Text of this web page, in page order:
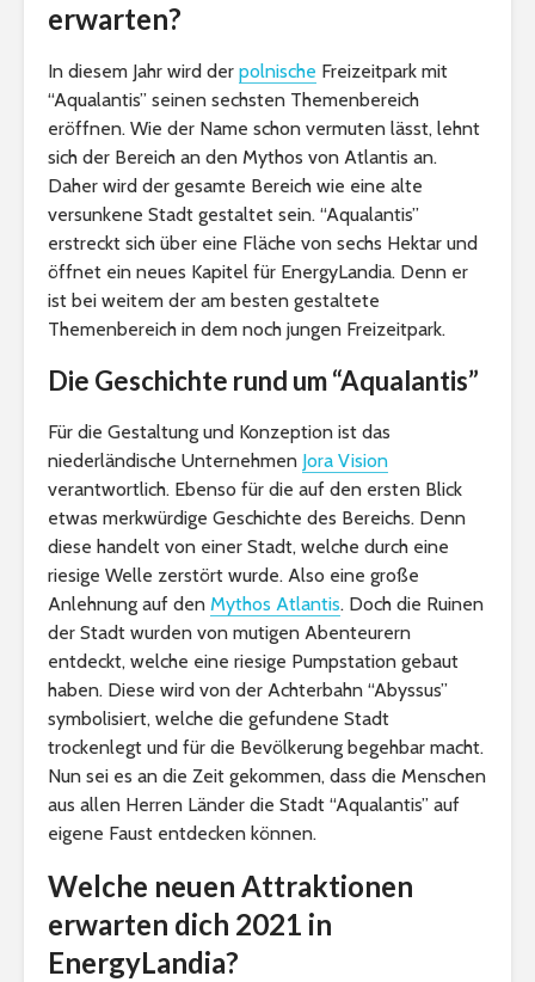
erwarten?
In diesem Jahr wird der polnische Freizeitpark mit
“Aqualantis” seinen sechsten Themenbereich
eröffnen. Wie der Name schon vermuten lässt, lehnt
sich der Bereich an den Mythos von Atlantis an.
Daher wird der gesamte Bereich wie eine alte
versunkene Stadt gestaltet sein. “Aqualantis”
erstreckt sich über eine Fläche von sechs Hektar und
öffnet ein neues Kapitel für EnergyLandia. Denn er
ist bei weitem der am besten gestaltete
Themenbereich in dem noch jungen Freizeitpark.
Die Geschichte rund um “Aqualantis”
Für die Gestaltung und Konzeption ist das
niederländische Unternehmen Jora Vision
verantwortlich. Ebenso für die auf den ersten Blick
etwas merkwürdige Geschichte des Bereichs. Denn
diese handelt von einer Stadt, welche durch eine
riesige Welle zerstört wurde. Also eine große
Anlehnung auf den Mythos Atlantis. Doch die Ruinen
der Stadt wurden von mutigen Abenteurern
entdeckt, welche eine riesige Pumpstation gebaut
haben. Diese wird von der Achterbahn “Abyssus”
symbolisiert, welche die gefundene Stadt
trockenlegt und für die Bevölkerung begehbar macht.
Nun sei es an die Zeit gekommen, dass die Menschen
aus allen Herren Länder die Stadt “Aqualantis” auf
eigene Faust entdecken können.
Welche neuen Attraktionen
erwarten dich 2021 in
EnergyLandia?